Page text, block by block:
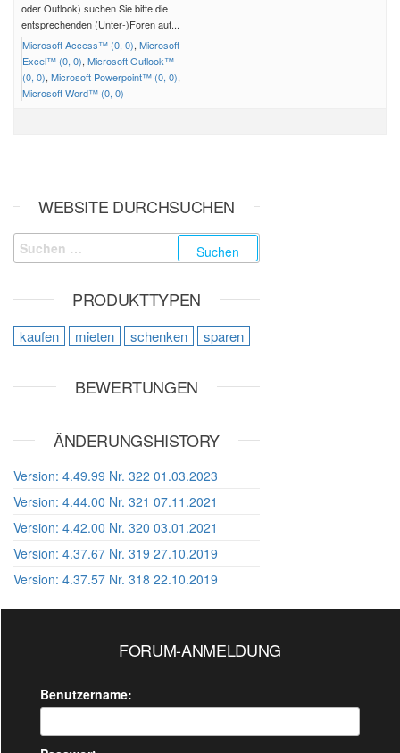
oder Outlook) suchen Sie bitte die
entsprechenden (Unter-)Foren auf...
Microsoft Access™ (0, 0) Microsoft
Excel™ (0, 0) Microsoft Outlook™
(0, 0) Microsoft Powerpoint™ (0, 0)
Microsoft Word™ (0, 0)
WEBSITE DURCHSUCHEN
Suchen nach:
PRODUKTTYPEN
kaufen mieten schenken sparen
BEWERTUNGEN
ÄNDERUNGSHISTORY
Version: 4.49.99 Nr. 322 01.03.2023
Version: 4.44.00 Nr. 321 07.11.2021
Version: 4.42.00 Nr. 320 03.01.2021
Version: 4.37.67 Nr. 319 27.10.2019
Version: 4.37.57 Nr. 318 22.10.2019
FORUM-ANMELDUNG
Benutzername: